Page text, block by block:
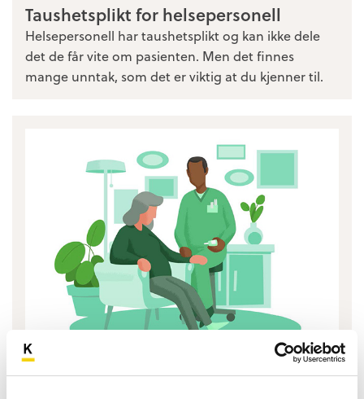
Taushetsplikt for helsepersonell
Helsepersonell har taushetsplikt og kan ikke dele
det de får vite om pasienten. Men det finnes
mange unntak, som det er viktig at du kjenner til.